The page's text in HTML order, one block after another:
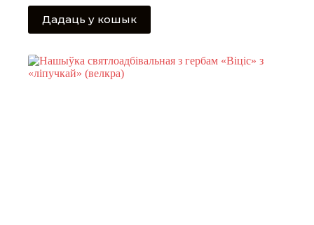
Дадаць у кошык